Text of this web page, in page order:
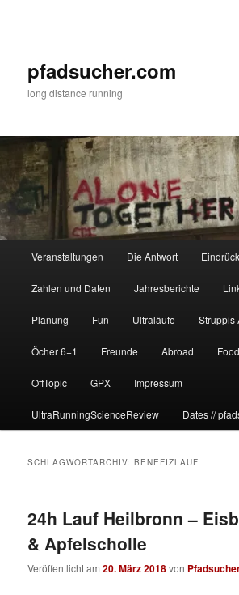
pfadsucher.com
long distance running
Veranstaltungen Die Antwort
Zahlen und Daten Jahresberichte
Planung Fun Ultraläufe Struppis
Öcher 6+1 Freunde Abroad Food
OffTopic GPX Impressum
UltraRunningScienceReview Dates //
SCHLAGWORTARCHIV:BENEFIZLAUF
24h Lauf Heilbronn –
& Apfelscholle
Veröffentlicht am20. März 2018von